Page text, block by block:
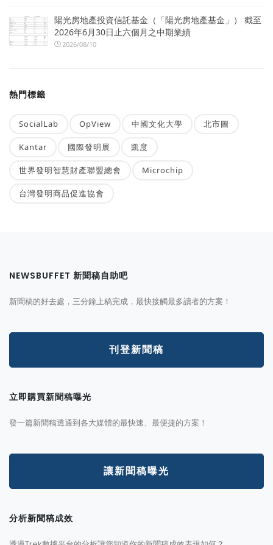
陽光房地產投資信託基金（「陽光房地產基金」） 截至
2026年6月30日止六個月之中期業績
2026/08/10
熱門標籤
SocialLab OpView 中國文化大學 北市圖
Kantar 國際發明展 凱度
世界發明智慧財產聯盟總會 Microchip
台灣發明商品促進協會
NEWSBUFFET 新聞稿自助吧
新聞稿的好去處，三分鐘上稿完成，最快接觸最多讀者的方案！
刊登新聞稿
立即購買新聞稿曝光
發一篇新聞稿透通到各大媒體的最快速、最便捷的方案！
讓新聞稿曝光
分析新聞稿成效